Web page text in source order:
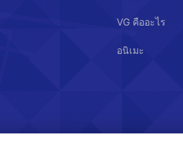
VG คืออะไร
อนิเมะ